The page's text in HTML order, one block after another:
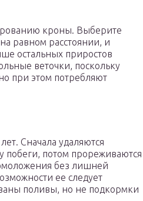
кроны. Выберите
равном расстоянии, и
остальных приростов
веточки, поскольку
при этом потребляют
Сначала удаляются
побеги, потом прореживаются
без лишней
ее следует
поливы, но не подкормки